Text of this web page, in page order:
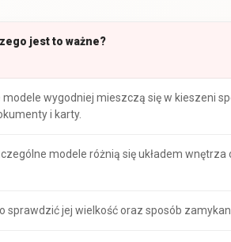
jest to ważne?
modele wygodniej mieszczą się w kieszeni
i karty.
modele różnią się układem wnętrza
sprawdzić jej wielkość oraz sposób